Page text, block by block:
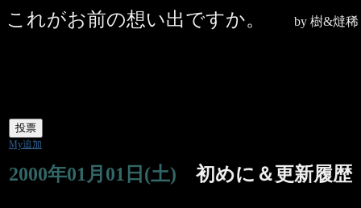
これがお前の想い出ですか。 by 樹&燵
My追加
2000年01月01日(土) 初めに＆更新履歴